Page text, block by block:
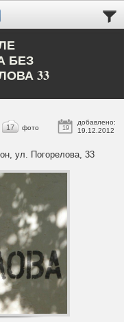
БЕЗ
33
19
добавлено:
19.12.2012
17 фото
ул. Погорелова, 33